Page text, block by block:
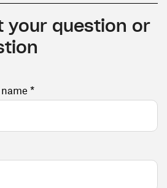
your question or
Your first name / last name *